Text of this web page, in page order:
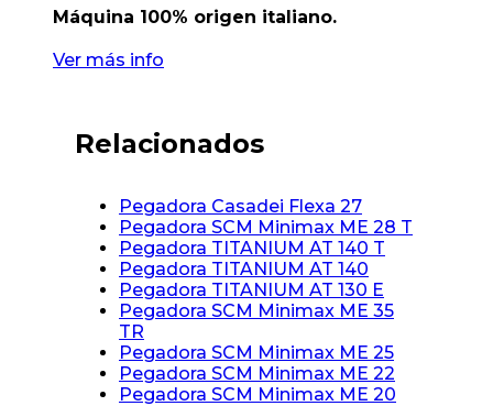
Máquina 100% origen italiano.
Ver más info
Relacionados
Pegadora Casadei Flexa 27
Pegadora SCM Minimax ME 28 T
Pegadora TITANIUM AT 140 T
Pegadora TITANIUM AT 140
Pegadora TITANIUM AT 130 E
Pegadora SCM Minimax ME 35
TR
Pegadora SCM Minimax ME 25
Pegadora SCM Minimax ME 22
Pegadora SCM Minimax ME 20